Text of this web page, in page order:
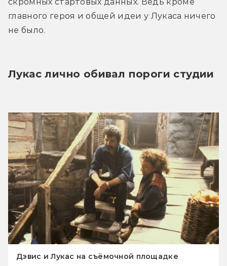
главного героя и общей идеи у Лукаса ничего
не было.
Лукас лично обивал пороги студии
Дэвис и Лукас на съёмочной площадке